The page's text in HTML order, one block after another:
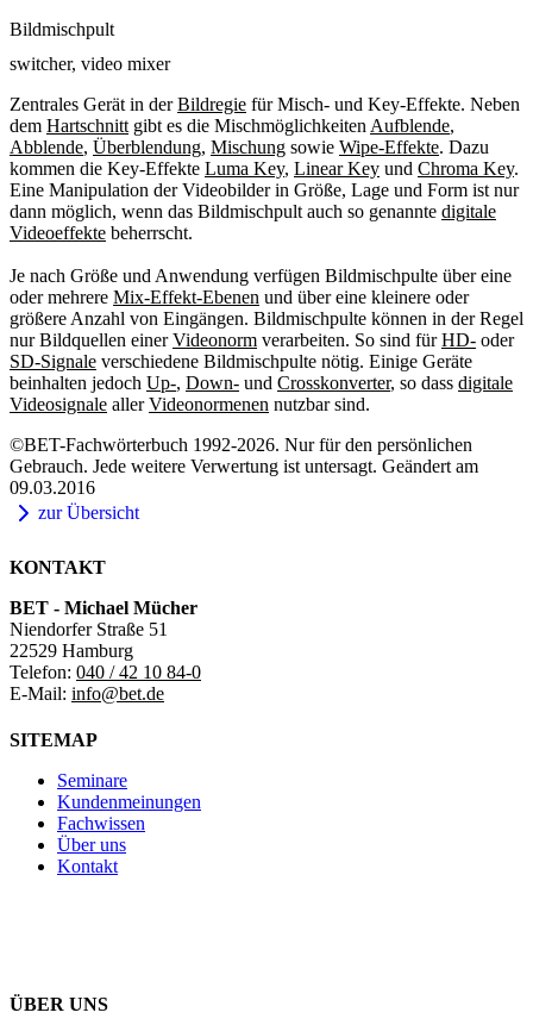
Bildmischpult
switcher, video mixer
Zentrales Gerät in derBildregie für Misch- und Key-Effekte. Neben
dem Hartschnitt gibt es die Mischmöglichkeiten Aufblende,
Abblende, Überblendung, Mischung sowie Wipe-Effekte. Dazu
kommen die Key-Effekte Luma Key, Linear Key und Chroma Key.
Eine Manipulation der Videobilder in Größe, Lage und Form ist nur
dann möglich, wenn das Bildmischpult auch so genannte digitale
Videoeffekte beherrscht.
Je nach Größe und Anwendung verfügen Bildmischpulte über eine
oder mehrere Mix-Effekt-Ebenen und über eine kleinere oder
größere Anzahl von Eingängen. Bildmischpulte können in der Regel
nur Bildquellen einerVideonorm verarbeiten. So sind fürHD- oder
SD-Signale verschiedene Bildmischpulte nötig. Einige Geräte
beinhalten jedoch Up-, Down- und Crosskonverter, so dass digitale
Videosignale allerVideonormenen nutzbar sind.
©BET-Fachwörterbuch 1992-2026. Nur für den persönlichen
Gebrauch. Jede weitere Verwertung ist untersagt. Geändert am
09.03.2016
zur Übersicht
KONTAKT
BET - Michael Mücher
Niendorfer Straße 51
22529 Hamburg
Telefon: 040 / 42 10 84-0
E-Mail: info@bet.de
SITEMAP
Seminare
Kundenmeinungen
Fachwissen
Über uns
Kontakt
ÜBER UNS